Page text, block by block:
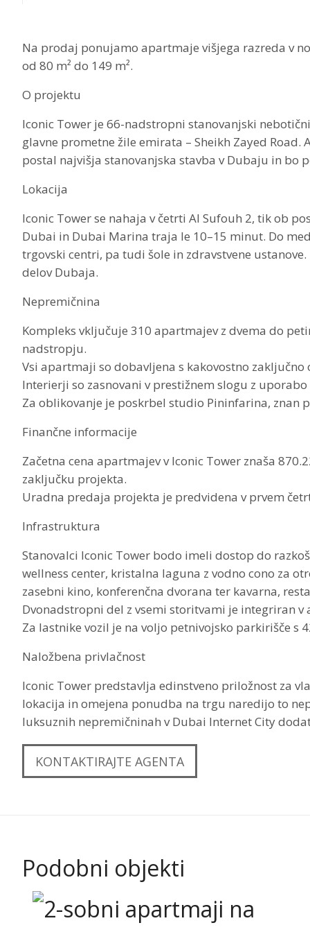
Na prodaj ponujamo apartmaje višjega razreda v
od 80 m² do 149 m².
O projektu
Iconic Tower je 66-nadstropni stanovanjski
glavne prometne žile emirata – Sheikh Zayed
postal najvišja stanovanjska stavba v Dubaju in
Lokacija
Iconic Tower se nahaja v četrti Al Sufouh 2, tik ob
Dubai in Dubai Marina traja le 10–15 minut. Do
trgovski centri, pa tudi šole in zdravstvene
delov Dubaja.
Nepremičnina
Kompleks vključuje 310 apartmajev z dvema do
nadstropju.
Vsi apartmaji so dobavljena s kakovostno
Interierji so zasnovani v prestižnem slogu z
Za oblikovanje je poskrbel studio Pininfarina, znan
Finančne informacije
Začetna cena apartmajev v Iconic Tower znaša
zaključku projekta.
Uradna predaja projekta je predvidena v prvem
Infrastruktura
Stanovalci Iconic Tower bodo imeli dostop do
wellness center, kristalna laguna z vodno cono za
zasebni kino, konferenčna dvorana ter kavarna,
Dvonadstropni del z vsemi storitvami je integriran
Za lastnike vozil je na voljo petnivojsko parkirišče
Naložbena privlačnost
Iconic Tower predstavlja edinstveno priložnost za
lokacija in omejena ponudba na trgu naredijo to
luksuznih nepremičninah v Dubai Internet City
KONTAKTIRAJTE AGENTA
Podobni objekti